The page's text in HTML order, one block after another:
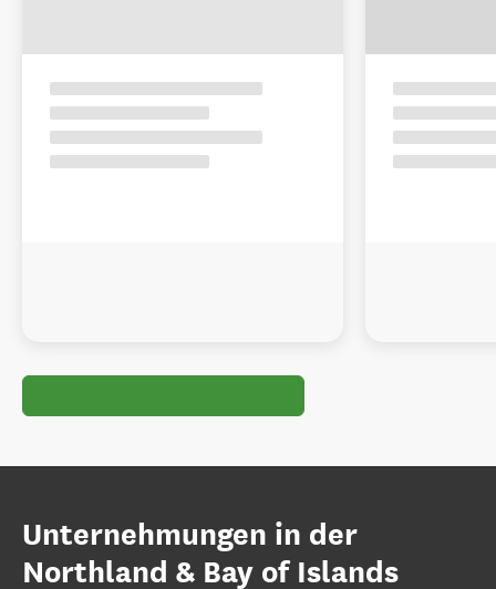
Unternehmungen in der
Northland & Bay of Islands